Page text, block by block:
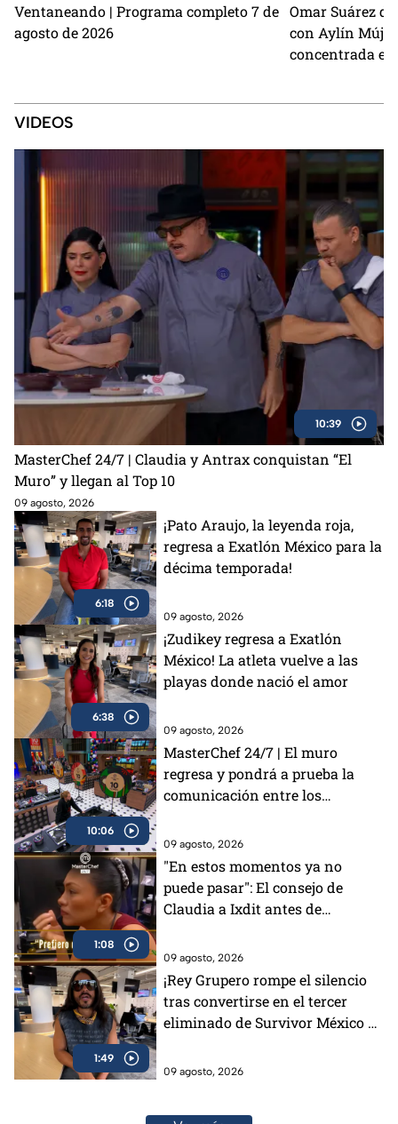
Ventaneando | Programa completo 7 de
agosto de 2026
Omar Suárez
con Aylín
concentrada en
VIDEOS
10:39
MasterChef 24/7 | Claudia y Antrax conquistan “El
Muro” y llegan al Top 10
09 agosto, 2026
6:18
¡Pato Araujo, la leyenda roja,
regresa a Exatlón México para la
décima temporada!
09 agosto, 2026
6:38
¡Zudikey regresa a Exatlón
México! La atleta vuelve a las
playas donde nació el amor
09 agosto, 2026
10:06
MasterChef 24/7 | El muro
regresa y pondrá a prueba la
comunicación entre los
09 agosto, 2026
1:08
"En estos momentos ya no
puede pasar": El consejo de
Claudia a Ixdit antes de
MasterChef 24/7 (VIDEO)
09 agosto, 2026
1:49
¡Rey Grupero rompe el silencio
tras convertirse en el tercer
eliminado de Survivor México La
09 agosto, 2026